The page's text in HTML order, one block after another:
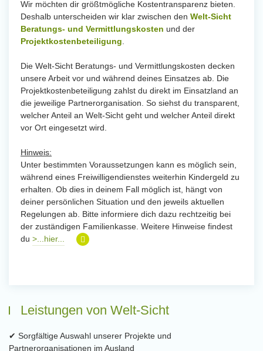
Wir möchten dir größtmögliche Kostentransparenz bieten.
Deshalb unterscheiden wir klar zwischen den Welt-Sicht
Beratungs- und Vermittlungskosten und der
Projektkostenbeteiligung
Die Welt-Sicht Beratungs- und Vermittlungskosten decken
unsere Arbeit vor und während deines Einsatzes ab. Die
Projektkostenbeteiligung zahlst du direkt im Einsatzland an
die jeweilige Partnerorganisation. So siehst du transparent,
welcher Anteil an Welt-Sicht geht und welcher Anteil direkt
vor Ort eingesetzt wird.
Hinweis:
Unter bestimmten Voraussetzungen kann es möglich sein,
während eines Freiwilligendienstes weiterhin Kindergeld zu
erhalten. Ob dies in deinem Fall möglich ist, hängt von
deiner persönlichen Situation und den jeweils aktuellen
Regelungen ab. Bitte informiere dich dazu rechtzeitig bei
der zuständigen Familienkasse. Weitere Hinweise findest
du >...hier...
Leistungen von Welt-Sicht
✔ Sorgfältige Auswahl unserer Projekte und
Partnerorganisationen im Ausland